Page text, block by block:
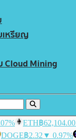
เหรียญ
Cloud Mining
ETH฿62,104.00
DOGE฿2.32 ▼ 0.97%